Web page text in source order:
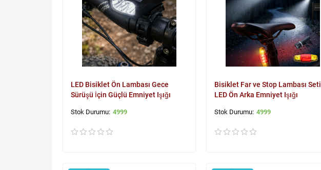
LED Bisiklet Ön Lambası Gece
Sürüşü İçin Güçlü Emniyet Işığı
4999
Bisiklet Far ve Stop Lambası Seti
LED Ön Arka Emniyet Işığı
4999